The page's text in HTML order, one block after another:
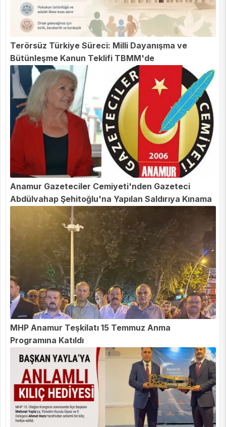
Terörsüz Türkiye Süreci: Milli Dayanışma ve
Bütünleşme Kanun Teklifi TBMM'de
Anamur Gazeteciler Cemiyeti'nden Gazeteci
Abdülvahap Şehitoğlu'na Yapılan Saldırıya Kınama
MHP Anamur Teşkilatı 15 Temmuz Anma
Programına Katıldı